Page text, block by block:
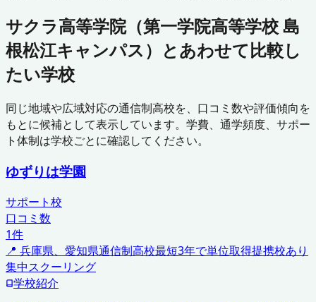
サクラ高等学院（第一学院高等学校 島
根松江キャンパス） とあわせて比較し
たい学校
同じ地域や広域対応の通信制高校を、口コミ数や評価傾向を
もとに候補として表示しています。学費、通学頻度、サポー
ト体制は学校ごとに確認してください。
ゆずりは学園
サポート校
口コミ数
1件
📍 兵庫県、愛知県通信制高校最短3年で単位取得提携校あり
集中スクーリング
学校紹介